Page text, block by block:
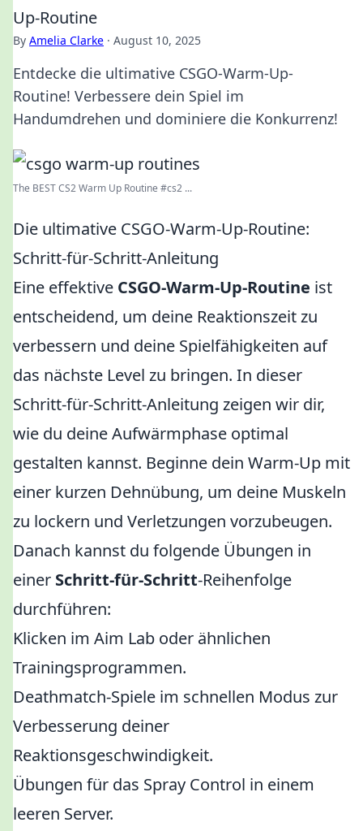
Up-Routine
By Amelia Clarke · August 10, 2025
Entdecke die ultimative CSGO-Warm-Up-
Routine! Verbessere dein Spiel im
Handumdrehen und dominiere die Konkurrenz!
The BEST CS2 Warm Up Routine #cs2 ...
Die ultimative CSGO-Warm-Up-Routine:
Schritt-für-Schritt-Anleitung
Eine effektive CSGO-Warm-Up-Routine ist
entscheidend, um deine Reaktionszeit zu
verbessern und deine Spielfähigkeiten auf
das nächste Level zu bringen. In dieser
Schritt-für-Schritt-Anleitung zeigen wir dir,
wie du deine Aufwärmphase optimal
gestalten kannst. Beginne dein Warm-Up mit
einer kurzen Dehnübung, um deine Muskeln
zu lockern und Verletzungen vorzubeugen.
Danach kannst du folgende Übungen in
einer Schritt-für-Schritt-Reihenfolge
durchführen:
Klicken im Aim Lab oder ähnlichen
Trainingsprogrammen.
Deathmatch-Spiele im schnellen Modus zur
Verbesserung deiner
Reaktionsgeschwindigkeit.
Übungen für das Spray Control in einem
leeren Server.